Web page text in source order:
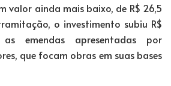
valor ainda mais baixo, de R$ 26,5
o investimento subiu R$
emendas apresentadas por
que focam obras em suas bases